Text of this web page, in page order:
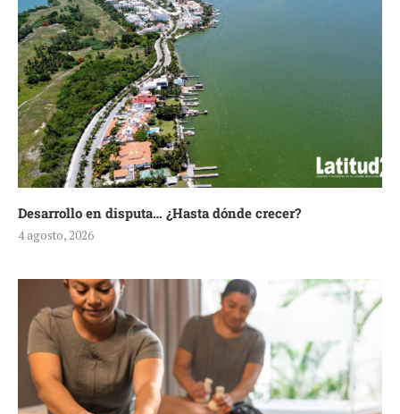
Desarrollo en disputa… ¿Hasta dónde crecer?
4 agosto, 2026